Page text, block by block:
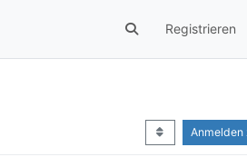
Registrieren
Anmelden